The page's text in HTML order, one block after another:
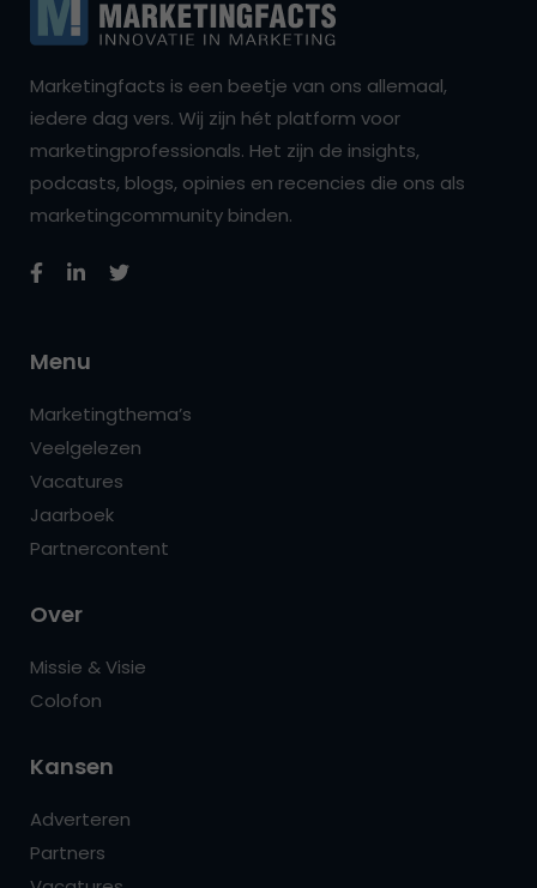
Marketingfacts is een beetje van ons allemaal,
iedere dag vers. Wij zijn hét platform voor
marketingprofessionals. Het zijn de insights,
podcasts, blogs, opinies en recencies die ons als
marketingcommunity binden.
Menu
Marketingthema’s
Veelgelezen
Vacatures
Jaarboek
Partnercontent
Over
Missie & Visie
Colofon
Kansen
Adverteren
Partners